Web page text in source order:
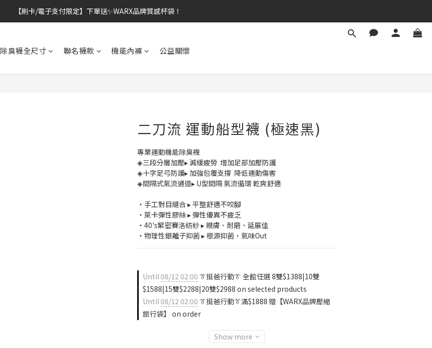
👔挺爸行動：全館襪款【最低$149起】✨立即下單！
👔挺爸行動：全館襪款【最低$149起】✨立即下單！
除臭襪全尺寸 聯名襪款 機能內褲 公益關懷
二刀流 運動船型襪 (極速黑)
專業運動機能除臭襪
◈三段分層加壓▸ 減緩疲勞  增加足部加壓防護
◈十字足弓防護▸ 加強包覆支撐  降低運動傷害​
◈間隔式氣流通道▸ U型間隔 氣流循環 乾爽舒適
・手工對目縫合 ▸ 平整舒適不咬腳
・萊卡彈性膠絲 ▸ 彈性優異不疲乏
・40's緊密賽洛紡紗 ▸ 親膚、耐磨、延展佳
・物理性銀離子抑菌 ▸ 根源抑菌，氣味Out
Until08/12 02:00 👔挺爸行動👔 全館任選 8雙$1388|10雙
$1588|15雙$2288|20雙$2988 on selected products
Until08/12 02:00 👔挺爸行動👔滿$1888 贈【WARX品牌壓縮
旅行袋】 on order
Show more